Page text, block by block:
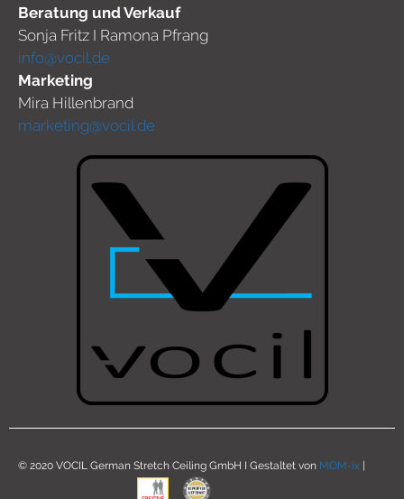
Beratung und Verkauf
Sonja Fritz I Ramona Pfrang
info@vocil.de
Marketing
Mira Hillenbrand
marketing@vocil.de
© 2020 VOCIL German Stretch Ceiling GmbH I Gestaltet von MOM-ix |